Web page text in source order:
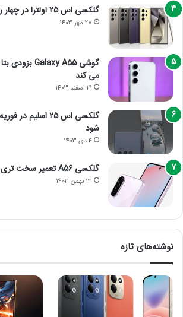
گلکسی اس 25 اولترا در چهار رنگ عرضه می شود
28 مهر 1403
می کند
21 اسفند 1403
شود
4 دی 1403
گلکسی A56 تعمیر سخت تری نسبت به A55 دارد
13 بهمن 1403
نوشته‌های تازه